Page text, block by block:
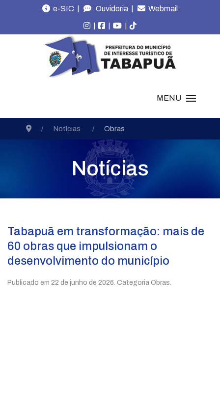
e-SIC | Ouvidoria | Webmail
| | |
MENU
Notícias Obras
Notícias
Tabapuã em transformação: mais de
60 obras que impulsionam o
desenvolvimento do município
Publicado em 22 de junho de 2026 . Categoria Obras.